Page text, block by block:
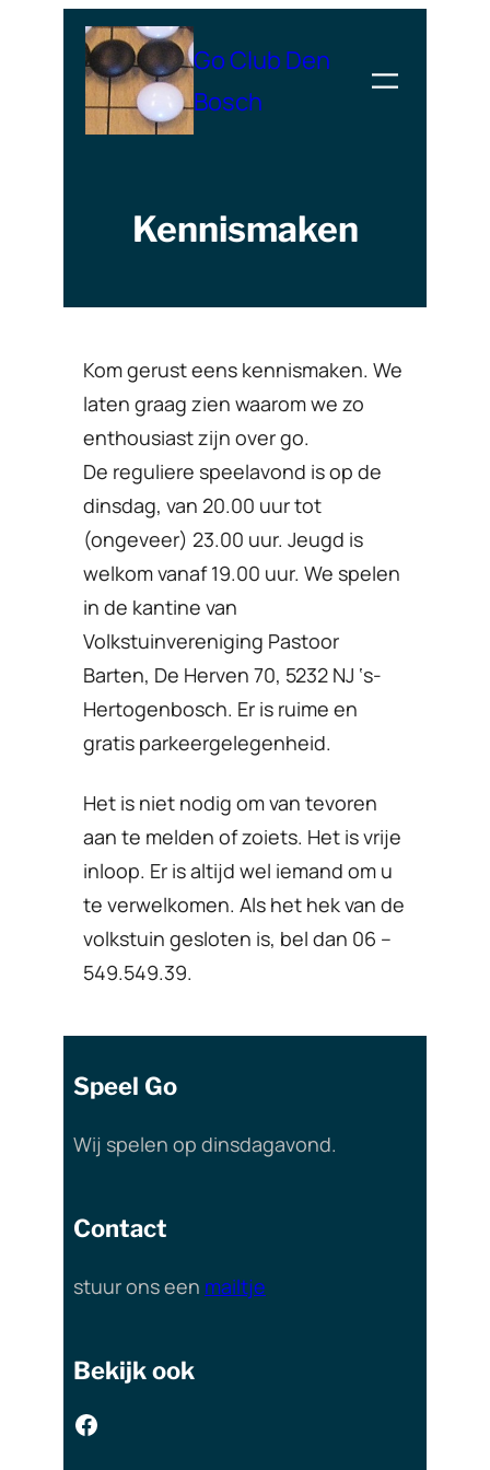
Ga
naar
inhoud
Go Club Den
Bosch
Kennismaken
Kom gerust eens kennismaken. We
laten graag zien waarom we zo
enthousiast zijn over go.
De reguliere speelavond is op de
dinsdag, van 20.00 uur tot
(ongeveer) 23.00 uur. Jeugd is
welkom vanaf 19.00 uur. We spelen
in de kantine van
Volkstuinvereniging Pastoor
Barten, De Herven 70, 5232 NJ ‘s-
Hertogenbosch. Er is ruime en
gratis parkeergelegenheid.
Het is niet nodig om van tevoren
aan te melden of zoiets. Het is vrije
inloop. Er is altijd wel iemand om u
te verwelkomen. Als het hek van de
volkstuin gesloten is, bel dan 06 –
549.549.39.
Speel Go
Wij spelen op dinsdagavond.
Contact
stuur ons een mailtje
Bekijk ook
Facebook